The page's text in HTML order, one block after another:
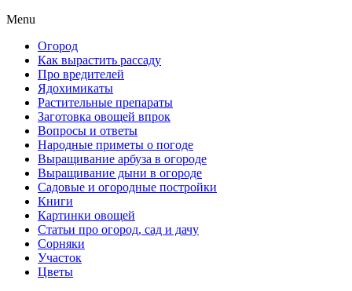
Menu
Огород
Как вырастить рассаду
Про вредителей
Ядохимикаты
Растительные препараты
Заготовка овощей впрок
Вопросы и ответы
Народные приметы о погоде
Выращивание арбуза в огороде
Выращивание дыни в огороде
Садовые и огородные постройки
Книги
Картинки овощей
Статьи про огород, сад и дачу
Сорняки
Участок
Цветы